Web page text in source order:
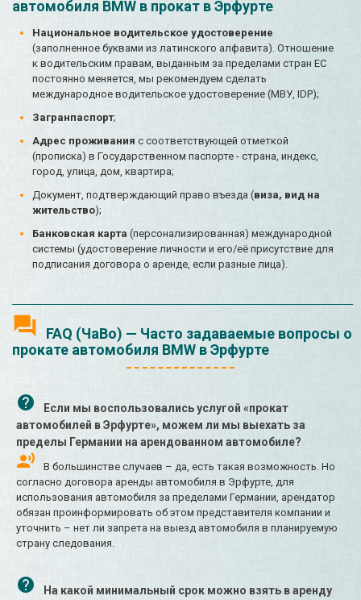
автомобиля BMW в прокат в Эрфурте
Национальное водительское удостоверение
(заполненное буквами из латинского алфавита). Отношение
к водительским правам, выданным за пределами стран ЕС
постоянно меняется, мы рекомендуем сделать
международное водительское удостоверение (МВУ, IDP);
Загранпаспорт;
Адрес проживания с соответствующей отметкой
(прописка) в Государственном паспорте - страна, индекс,
город, улица, дом, квартира;
Документ, подтверждающий право въезда (виза, вид на
жительство);
Банковская карта (персонализированная) международной
системы (удостоверение личности и его/её присутствие для
подписания договора о аренде, если разные лица).
FAQ (ЧаВо) — Часто задаваемые вопросы о
прокате автомобиля BMW в Эрфурте
Если мы воспользовались услугой «прокат
автомобилей в Эрфурте», можем ли мы выехать за
пределы Германии на арендованном автомобиле?
В большинстве случаев – да, есть такая возможность. Но
согласно договора аренды автомобиля в Эрфурте, для
использования автомобиля за пределами Германии, арендатор
обязан проинформировать об этом представителя компании и
уточнить – нет ли запрета на выезд автомобиля в планируемую
страну следования.
На какой минимальный срок можно взять в аренду